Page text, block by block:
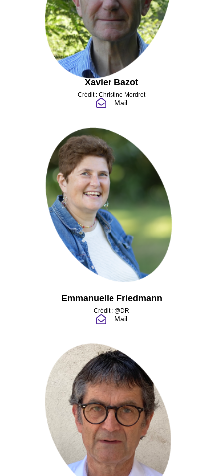
Xavier Bazot
Crédit : Christine Mordret
Mail
Emmanuelle Friedmann
Crédit : @DR
Mail